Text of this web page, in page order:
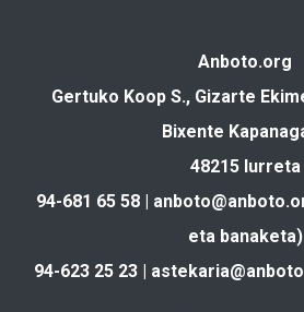
Anboto.org
Gertuko Koop S., Gizarte
Bixente
48215 Iurreta
94-681 65 58 |
eta banaketa)
94-623 25 23 |